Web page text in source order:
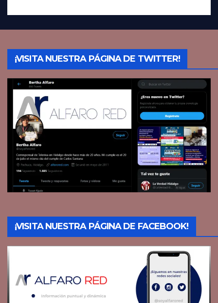
¡VISITA NUESTRA PÁGINA DE TWITTER!
¡VISITA NUESTRA PÁGINA DE FACEBOOK!